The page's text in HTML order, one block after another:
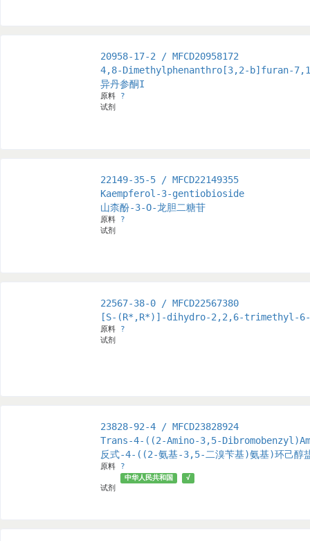
20958-17-2 / MFCD20958172
4,8-Dimethylphenanthro[3,2-b]furan-
异丹参酮I
原料 ?
试剂
22149-35-5 / MFCD22149355
Kaempferol-3-gentiobioside
山柰酚-3-O-龙胆二糖苷
原料 ?
试剂
22567-38-0 / MFCD22567380
[S-(R*,R*)]-dihydro-2,2,6-trimethyl-6-
原料 ?
试剂
23828-92-4 / MFCD23828924
Trans-4-((2-Amino-3,5-
反式-4-((2-氨基-3,5-二溴苄基)氨基)环己醇
原料 ?
试剂
中华人民共和国 √